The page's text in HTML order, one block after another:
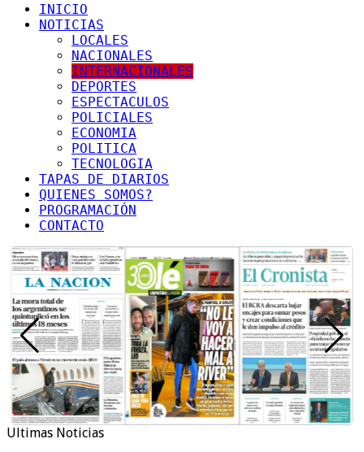
INICIO
NOTICIAS
LOCALES
NACIONALES
INTERNACIONALES
DEPORTES
ESPECTACULOS
POLICIALES
ECONOMIA
POLITICA
TECNOLOGIA
TAPAS DE DIARIOS
QUIENES SOMOS?
PROGRAMACIÓN
CONTACTO
Ultimas Noticias